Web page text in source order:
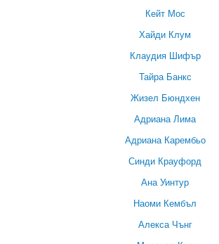
Кейт Мос
Хайди Клум
Клаудия Шифър
Тайра Банкс
Жизел Бюндхен
Адриана Лима
Адриана Карембьо
Синди Крауфорд
Ана Уинтур
Наоми Кембъл
Алекса Чънг